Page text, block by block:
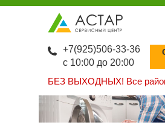
БЕЗ ВЫХОДНЫХ! Все
+7(925)506-33-36
с 10:00 до 20:00